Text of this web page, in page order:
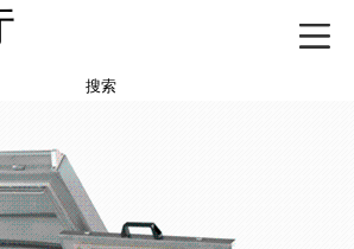
搜索